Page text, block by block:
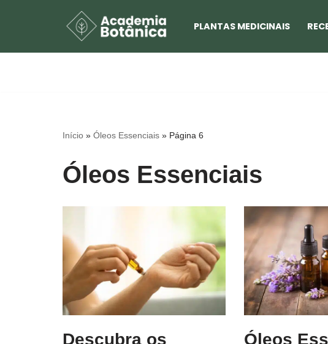
para
PLANTAS MEDICINAIS
Início » Óleos Essenciais » Página 6
Óleos Essenciais
Descubra os
Óleos